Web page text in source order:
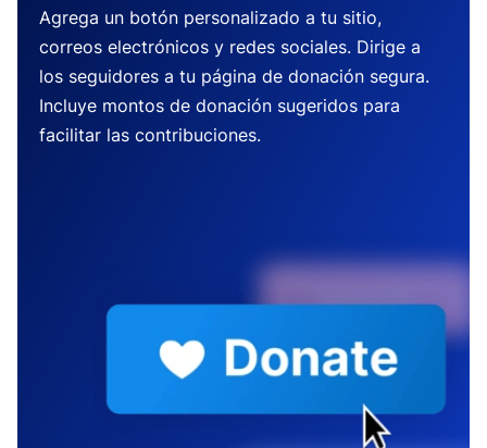
Agrega un botón personalizado a tu sitio,
correos electrónicos y redes sociales. Dirige a
los seguidores a tu página de donación segura.
Incluye montos de donación sugeridos para
facilitar las contribuciones.